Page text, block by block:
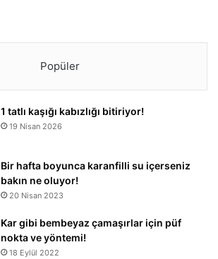
Popüler
1 tatlı kaşığı kabızlığı bitiriyor!
19 Nisan 2026
Bir hafta boyunca karanfilli su içerseniz
bakın ne oluyor!
20 Nisan 2023
Kar gibi bembeyaz çamaşırlar için püf
nokta ve yöntemi!
18 Eylül 2022